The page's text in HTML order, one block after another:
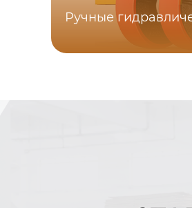
Ручные